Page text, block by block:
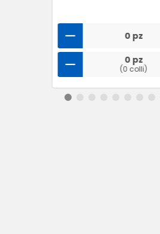
0 pz
0 pz
(0 colli)